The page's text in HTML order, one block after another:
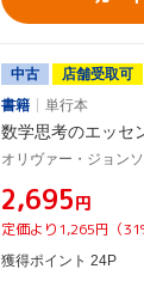
中古
店舗受取可
書籍
単行本
数学思考のエッセ
オリヴァー・ジョン
¥2,695円
定価より1,265円（
獲得ポイント 24P